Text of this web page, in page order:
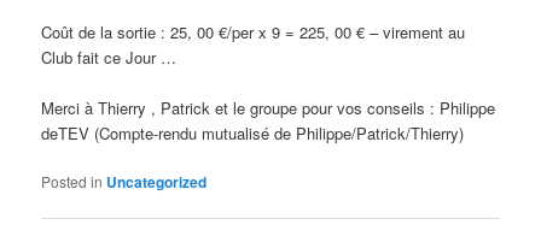
Coût de la sortie : 25, 00 €/per x 9 = 225, 00 € – virement au
Club fait ce Jour …
Merci à Thierry , Patrick et le groupe pour vos conseils : Philippe
deTEV (Compte-rendu mutualisé de Philippe/Patrick/Thierry)
Posted in Uncategorized